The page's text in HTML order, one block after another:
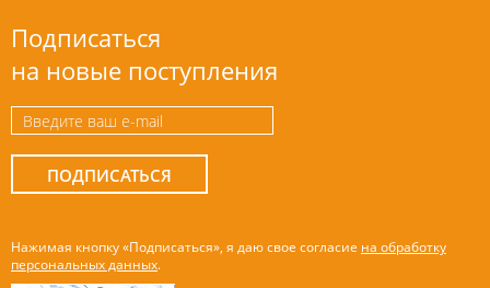
Подписаться
на новые поступления
ПОДПИСАТЬСЯ
Нажимая кнопку «Подписаться», я даю свое согласие на обработку
персональных данных.